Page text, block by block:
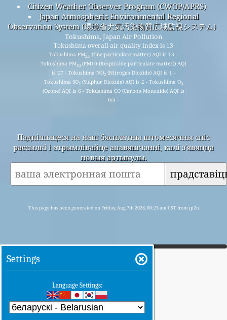
Citizen Weather Observer Program (CWOP/APRS)
Japan Atmospheric Environmental Regional
Observation System (環境省大気汚染物質広域監視システム)
Tokushima, Japan Air Pollution
Tokushima overall air quality index is 13
Tokushima PM2.5 (fine particulate matter) AQI is 13 -
Tokushima PM10(PM10 (Respirable particulate matter)) AQI
is 27 - Tokushima NO2(Nitrogen Dioxide) AQI is 1 -
Tokushima SO2(Sulphur Dioxide) AQI is 2 - Tokushima O3
(Ozone) AQI is 6 - Tokushima CO (Carbon Monoxide) AQI is
n/a -
Падпішыцеся на наш бясплатны штомесячны спіс
рассылкі і атрымлівайце апавяшчэнні, калі з'явяцца
новыя артыкулы.
This page has been generated on Friday, Aug 7th 2026, 00:23 am CST from jp2n
Settings
Language Settings: